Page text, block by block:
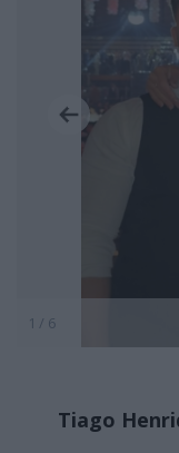
1 / 6
Tiago